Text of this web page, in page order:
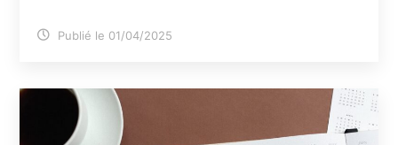
Publié le 01/04/2025